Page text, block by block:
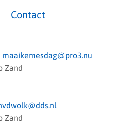
Contact
maaikemesdag@pro3.nu
Zand
Zand